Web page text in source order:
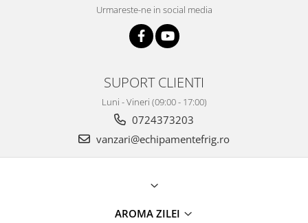
Urmareste-ne in social media
SUPORT CLIENTI
Luni - Vineri (09:00 - 17:00)
0724373203
vanzari@echipamentefrig.ro
AROMA ZILEI